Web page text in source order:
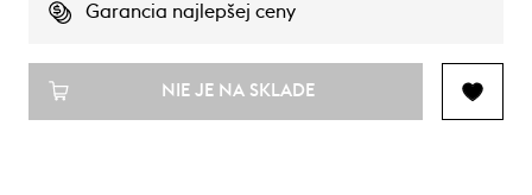
Garancia najlepšej ceny
NIE JE NA SKLADE